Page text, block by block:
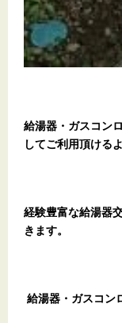
給湯器・ガスコン
してご利用頂ける
経験豊富な給湯器
きます。
給湯器・ガスコン